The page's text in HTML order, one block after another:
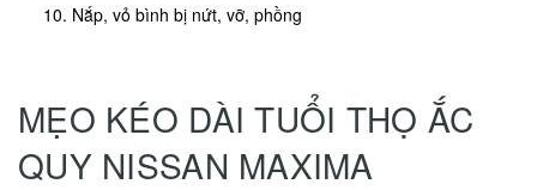
Nắp, vỏ bình bị nứt, vỡ, phồng
MẸO KÉO DÀI TUỔI THỌ ẮC
QUY NISSAN MAXIMA